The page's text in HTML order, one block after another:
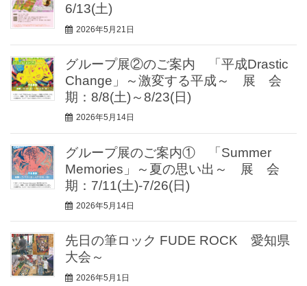
6/13(土)
2026年5月21日
グループ展②のご案内 「平成Drastic
Change」～激変する平成～ 展 会
期：8/8(土)～8/23(日)
2026年5月14日
グループ展のご案内① 「Summer
Memories」～夏の思い出～ 展 会
期：7/11(土)-7/26(日)
2026年5月14日
先日の筆ロック FUDE ROCK 愛知県
大会～
2026年5月1日